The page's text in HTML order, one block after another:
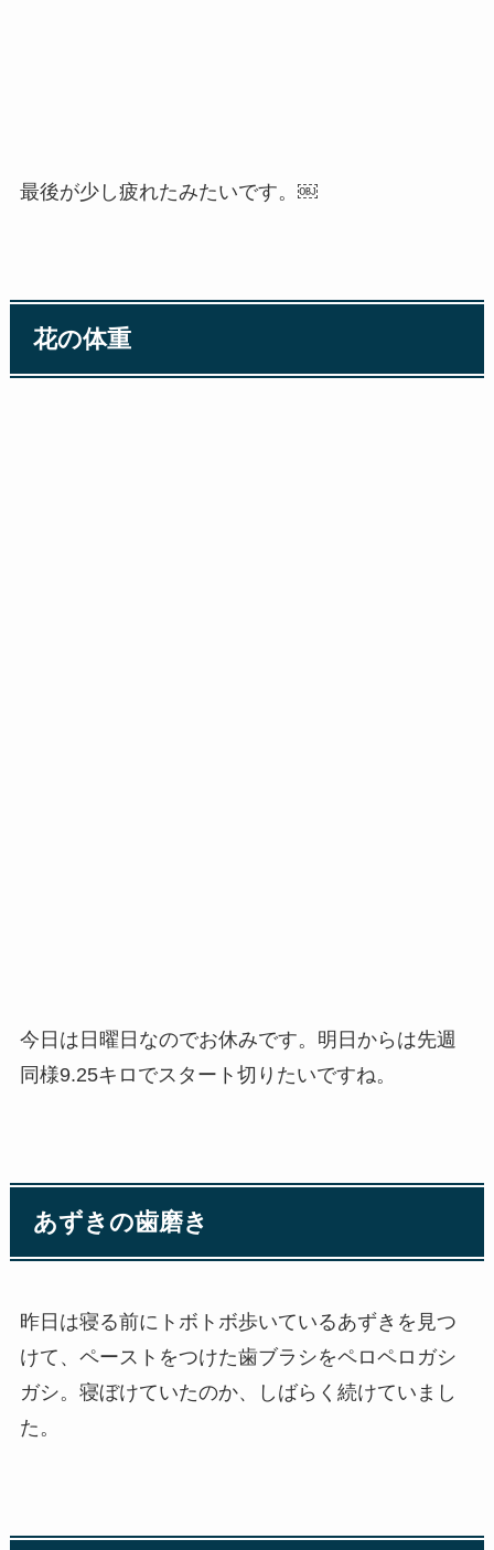
最後が少し疲れたみたいです。￼
花の体重
今日は日曜日なのでお休みです。明日からは先週
同様9.25キロでスタート切りたいですね。
あずきの歯磨き
昨日は寝る前にトボトボ歩いているあずきを見つ
けて、ペーストをつけた歯ブラシをペロペロガシ
ガシ。寝ぼけていたのか、しばらく続けていまし
た。